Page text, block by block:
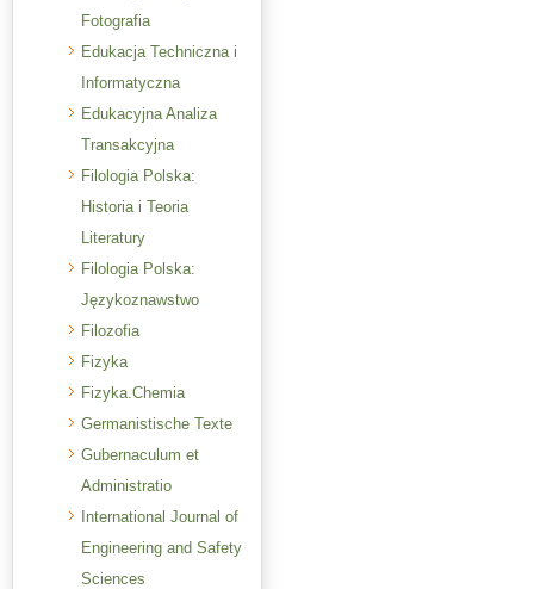
Fotografia
Edukacja Techniczna i
Informatyczna
Edukacyjna Analiza
Transakcyjna
Filologia Polska:
Historia i Teoria
Literatury
Filologia Polska:
Językoznawstwo
Filozofia
Fizyka
Fizyka.Chemia
Germanistische Texte
Gubernaculum et
Administratio
International Journal of
Engineering and Safety
Sciences